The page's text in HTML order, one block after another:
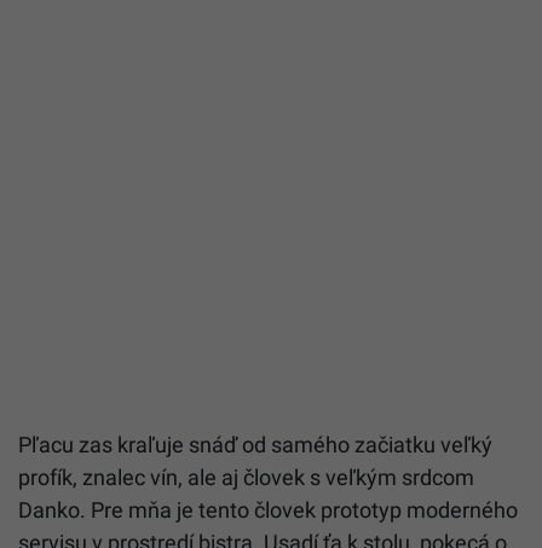
Pľacu zas kraľuje snáď od samého začiatku veľký
profík, znalec vín, ale aj človek s veľkým srdcom
Danko. Pre mňa je tento človek prototyp moderného
servisu v prostredí bistra. Usadí ťa k stolu, pokecá o